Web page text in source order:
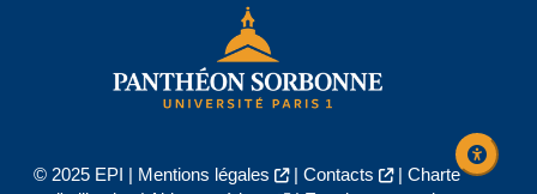
© 2025 EPI | Mentions légales | Contacts | Charte